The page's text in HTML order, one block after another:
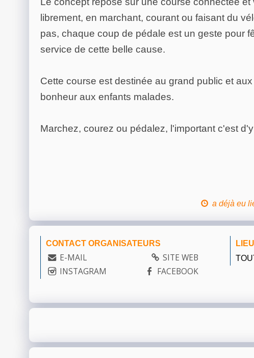
librement, en marchant, courant ou faisant du
pas, chaque coup de pédale est un geste pour
service de cette belle cause.
Cette course est destinée au grand public et
bonheur aux enfants malades.
Marchez, courez ou pédalez, l'important c'est
a déjà eu
CONTACT ORGANISATEURS
E-MAIL
SITE WEB
INSTAGRAM
FACEBOOK